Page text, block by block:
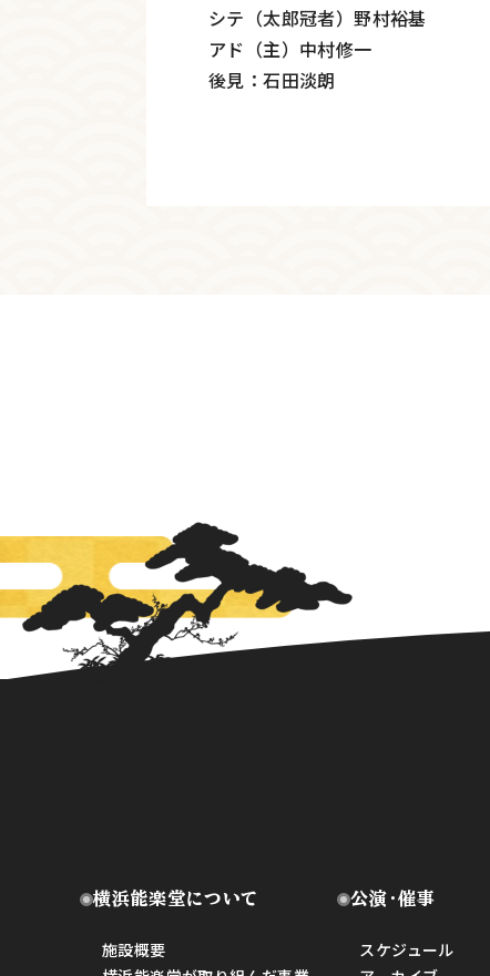
シテ（太郎冠者）野村裕基
アド（主）中村修一
後見：石田淡朗
横浜能楽堂について
施設概要
公演・催事
スケジュール